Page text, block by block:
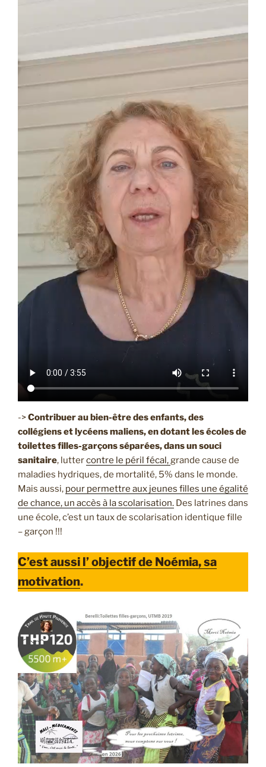
->Contribuer au bien-être des enfants, des
collégiens et lycéens maliens, en dotant les écoles de
toilettes filles-garçons séparées, dans un souci
sanitaire, luttercontre le péril fécal,grande cause de
maladies hydriques, de mortalité, 5% dans le monde.
Mais aussi, pour permettre aux jeunes filles une égalité
de chance, un accès à la scolarisation. Des latrines dans
une école, c’est un taux de scolarisation identique fille
– garçon !!!
C’est aussi l’ objectif de Noémia, sa
motivation.